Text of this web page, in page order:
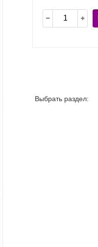
Выбрать раздел: